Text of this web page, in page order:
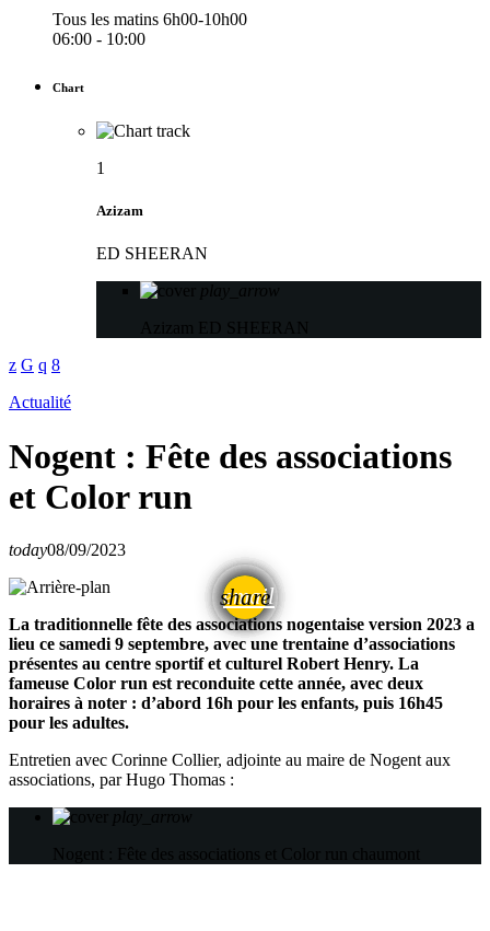
Tous les matins 6h00-10h00
06:00 - 10:00
Chart
1
Azizam
ED SHEERAN
play_arrow
Azizam
ED SHEERAN
Actualité
Nogent : Fête des associations
et Color run
today08/09/2023
share
email
La traditionnelle fête des associations nogentaise version 2023 a
lieu ce samedi 9 septembre, avec une trentaine d’associations
présentes au centre sportif et culturel Robert Henry. La
fameuse Color run est reconduite cette année, avec deux
horaires à noter : d’abord 16h pour les enfants, puis 16h45
pour les adultes.
Entretien avec Corinne Collier, adjointe au maire de Nogent aux
associations, par Hugo Thomas :
play_arrow
Nogent : Fête des associations et Color run
chaumont